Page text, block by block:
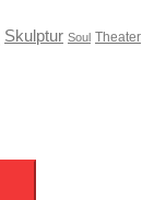
Skulptur Soul Theater